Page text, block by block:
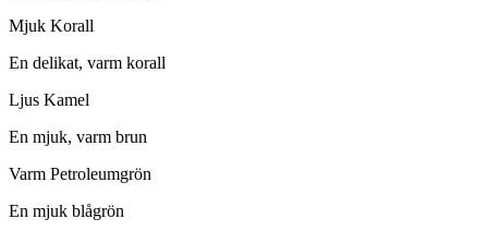
Mjuk Korall
En delikat, varm korall
Ljus Kamel
En mjuk, varm brun
Varm Petroleumgrön
En mjuk blågrön